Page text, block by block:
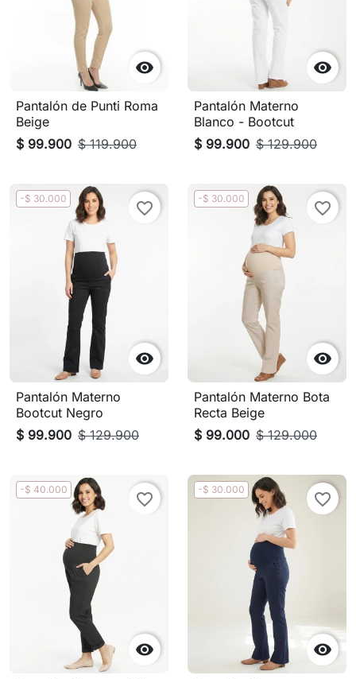

Pantalón de Punti Roma
Beige
$ 99.900 $ 119.900

Pantalón Materno
Blanco - Bootcut
$ 99.900 $ 129.900
-$ 30.000

favorite_border
Pantalón Materno
Bootcut Negro
$ 99.900 $ 129.900
-$ 30.000

favorite_border
Pantalón Materno Bota
Recta Beige
$ 99.000 $ 129.000
-$ 40.000

favorite_border
-$ 30.000

favorite_border